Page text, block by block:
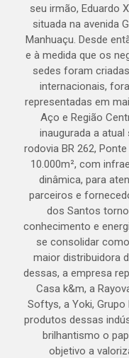
seu irmão, Eduardo
situada na avenida
Manhuaçu. Desde
e à medida que os
sedes foram
internacionais,
representadas em
Aço e Região
inaugurada a atual
rodovia BR 262,
10.000m², com
dinâmica, para
parceiros e
dos Santos
conhecimento e
se consolidar
maior distribuidora
dessas, a empresa
Casa k&m, a
Softys, a Yoki,
produtos dessas
brilhantismo o
objetivo a